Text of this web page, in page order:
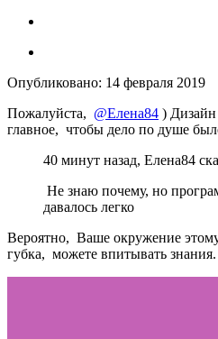
Опубликовано: 14 февраля 2019
Пожалуйста, @Елена84 ) Дизайн
главное, чтобы дело по душе
40 минут назад, Елена84
Не знаю почему, но
давалось легко
Вероятно, Ваше окружение
губка, можете впитывать